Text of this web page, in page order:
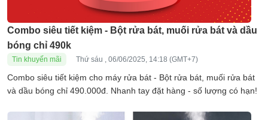
Combo siêu tiết kiệm - Bột rửa bát, muối rửa bát và dầu
bóng chỉ 490k
Tin khuyến mãi Thứ sáu , 06/06/2025, 14:18 (GMT+7)
Combo siêu tiết kiệm cho máy rửa bát - Bột rửa bát, muối rửa bát
và dầu bóng chỉ 490.000đ. Nhanh tay đặt hàng - số lượng có hạn!